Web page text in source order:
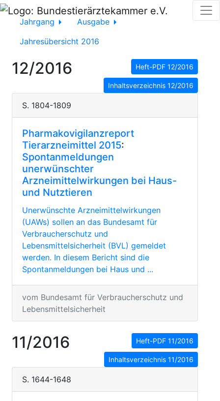
Jahrgang
Ausgabe
Jahresübersicht 2016
12/2016 Heft-PDF 12/2016
Inhaltsverzeichnis 12/2016
S. 1804-1809
Pharmakovigilanzreport
Tierarzneimittel 2015:
Spontanmeldungen
unerwünschter
Arzneimittelwirkungen bei Haus-
und Nutztieren
Unerwünschte Arzneimittelwirkungen
(UAWs) sollen an das Bundesamt für
Verbraucherschutz und
Lebensmittelsicherheit (BVL) gemeldet
werden. In diesem Bericht sind die
Spontanmeldungen bei Haus­ und ...
vom Bundesamt für Verbraucherschutz und
Lebensmittelsicherheit
11/2016 Heft-PDF 11/2016
Inhaltsverzeichnis 11/2016
S. 1644-1648